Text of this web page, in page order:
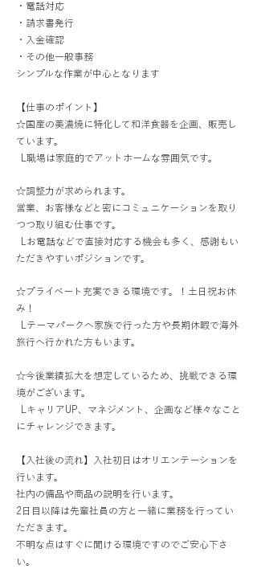
・電話対応
・請求書発行
・入金確認
・その他一般事務
シンプルな作業が中心となります
【仕事のポイント】
☆国産の美濃焼に特化して和洋食器を企画、販売し
ています。
L職場は家庭的でアットホームな雰囲気です。
☆調整力が求められます。
営業、お客様などと密にコミュニケーションを取り
つつ取り組む仕事です。
Lお電話などで直接対応する機会も多く、感謝もい
ただきやすいポジションです。
☆プライベート充実できる環境です。！土日祝お休
み！
Lテーマパークへ家族で行った方や長期休暇で海外
旅行へ行かれた方もいます。
☆今後業績拡大を想定しているため、挑戦できる環
境がございます。
LキャリアUP、マネジメント、企画など様々なこと
にチャレンジできます。
【入社後の流れ】入社初日はオリエンテーションを
行います。
社内の備品や商品の説明を行います。
2日目以降は先輩社員の方と一緒に業務を行ってい
ただきます。
不明な点はすぐに聞ける環境ですのでご安心下さ
い。